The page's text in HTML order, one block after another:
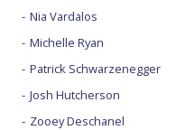
Nia Vardalos
Michelle Ryan
Patrick Schwarzenegger
Josh Hutcherson
Zooey Deschanel